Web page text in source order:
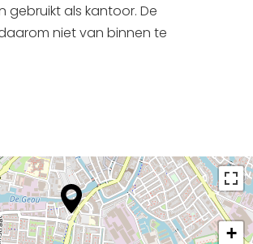
gebruikt als kantoor. De
niet van binnen te
+